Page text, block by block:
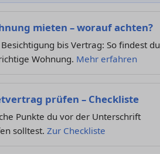
mieten – worauf achten?
bis Vertrag: So findest du
Wohnung. Mehr erfahren
prüfen – Checkliste
Punkte du vor der Unterschrift
solltest. Zur Checkliste